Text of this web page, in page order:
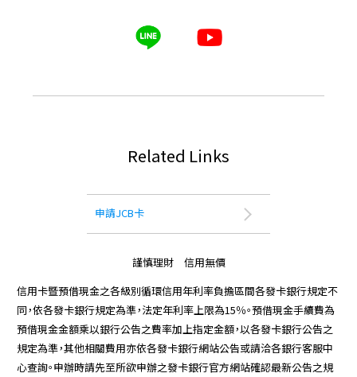
Related Links
申請JCB卡
謹慎理財 信用無價
信用卡暨預借現金之各級別循環信用年利率負擔區間各發卡銀行規定不
同，依各發卡銀行規定為準，法定年利率上限為15％。預借現金手續費為
預借現金金額乘以銀行公告之費率加上指定金額，以各發卡銀行公告之
規定為準，其他相關費用亦依各發卡銀行網站公告或請洽各銀行客服中
心查詢。申辦時請先至所欲申辦之發卡銀行官方網站確認最新公告之規